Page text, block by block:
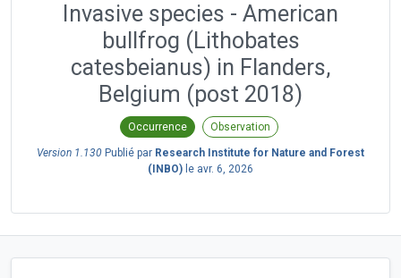
Invasive species - American
bullfrog (Lithobates
catesbeianus) in Flanders,
Belgium (post 2018)
Occurrence Observation
Version 1.130 Publié par Research Institute for Nature and Forest
(INBO) le avr. 6, 2026